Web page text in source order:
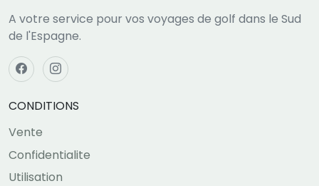
A votre service pour vos voyages de golf dans le Sud
de l'Espagne.
CONDITIONS
Vente
Confidentialite
Utilisation